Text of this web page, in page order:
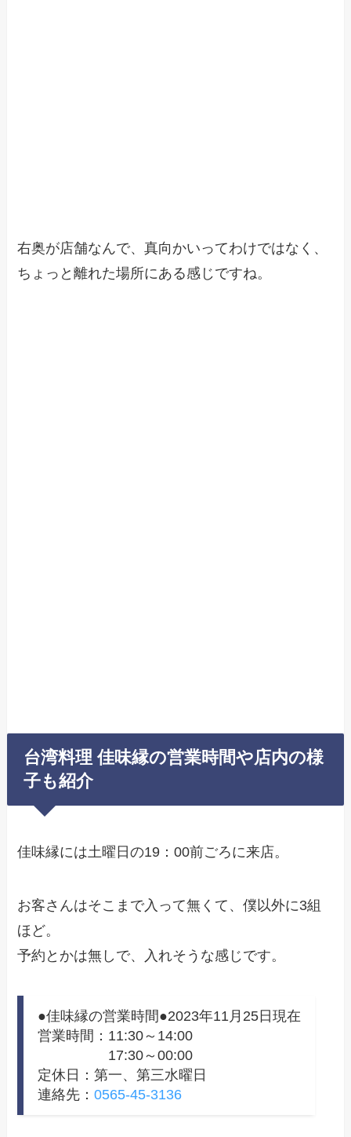
右奥が店舗なんで、真向かいってわけではなく、
ちょっと離れた場所にある感じですね。
台湾料理 佳味縁の営業時間や店内の様
子も紹介
佳味縁には土曜日の19：00前ごろに来店。
お客さんはそこまで入って無くて、僕以外に3組
ほど。
予約とかは無しで、入れそうな感じです。
●佳味縁の営業時間●2023年11月25日現在
営業時間：11:30～14:00
17:30～00:00
定休日：第一、第三水曜日
連絡先：0565-45-3136